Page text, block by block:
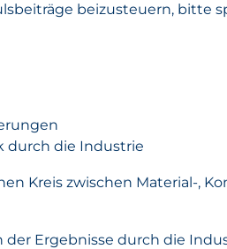
beizusteuern, bitte
durch die Industrie
Kreis zwischen Material-,
der Ergebnisse durch die